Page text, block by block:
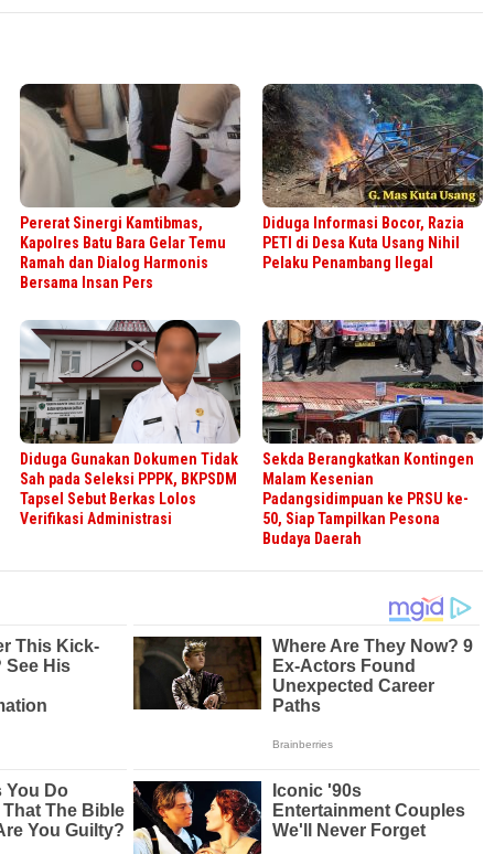
Pererat Sinergi Kamtibmas,
Kapolres Batu Bara Gelar Temu
Ramah dan Dialog Harmonis
Bersama Insan Pers
Diduga Informasi Bocor, Razia
PETI di Desa Kuta Usang Nihil
Pelaku Penambang Ilegal
Diduga Gunakan Dokumen Tidak
Sah pada Seleksi PPPK, BKPSDM
Tapsel Sebut Berkas Lolos
Verifikasi Administrasi
Sekda Berangkatkan Kontingen
Malam Kesenian
Padangsidimpuan ke PRSU ke-
50, Siap Tampilkan Pesona
Budaya Daerah